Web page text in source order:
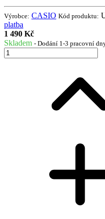
Výrobce: CASIO Kód produktu:
platba
1 490 Kč
Skladem - Dodání 1-3 pracovní